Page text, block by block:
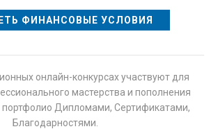
ФИНАНСОВЫЕ УСЛОВИЯ
онлайн-конкурсах участвуют для
мастерства и пополнения
портфолио Дипломами, Сертификатами,
Благодарностями.